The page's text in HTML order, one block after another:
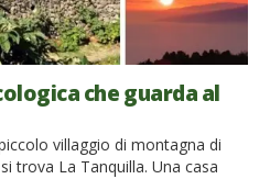
che guarda al
villaggio di montagna di
trova La Tanquilla. Una casa